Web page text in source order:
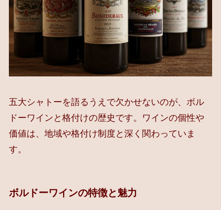
五大シャトーを語るうえで欠かせないのが、ボル
ドーワインと格付けの歴史です。ワインの個性や
価値は、地域や格付け制度と深く関わっていま
す。
ボルドーワインの特徴と魅力